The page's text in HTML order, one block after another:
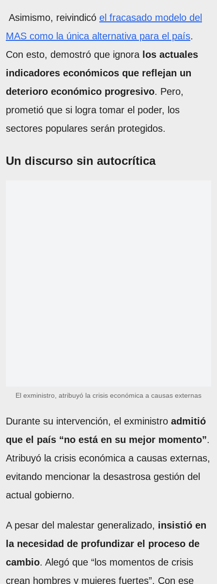
Asimismo, reivindicó el fracasado modelo del
MAS como la única alternativa para el país.
Con esto, demostró que ignora los actuales
indicadores económicos que reflejan un
deterioro económico progresivo. Pero,
prometió que si logra tomar el poder, los
sectores populares serán protegidos.
Un discurso sin autocrítica
El exministro, atribuyó la crisis económica a causas externas
Durante su intervención, el exministro admitió
que el país “no está en su mejor momento”.
Atribuyó la crisis económica a causas externas,
evitando mencionar la desastrosa gestión del
actual gobierno.
A pesar del malestar generalizado, insistió en
la necesidad de profundizar el proceso de
cambio. Alegó que “los momentos de crisis
crean hombres y mujeres fuertes”. Con ese